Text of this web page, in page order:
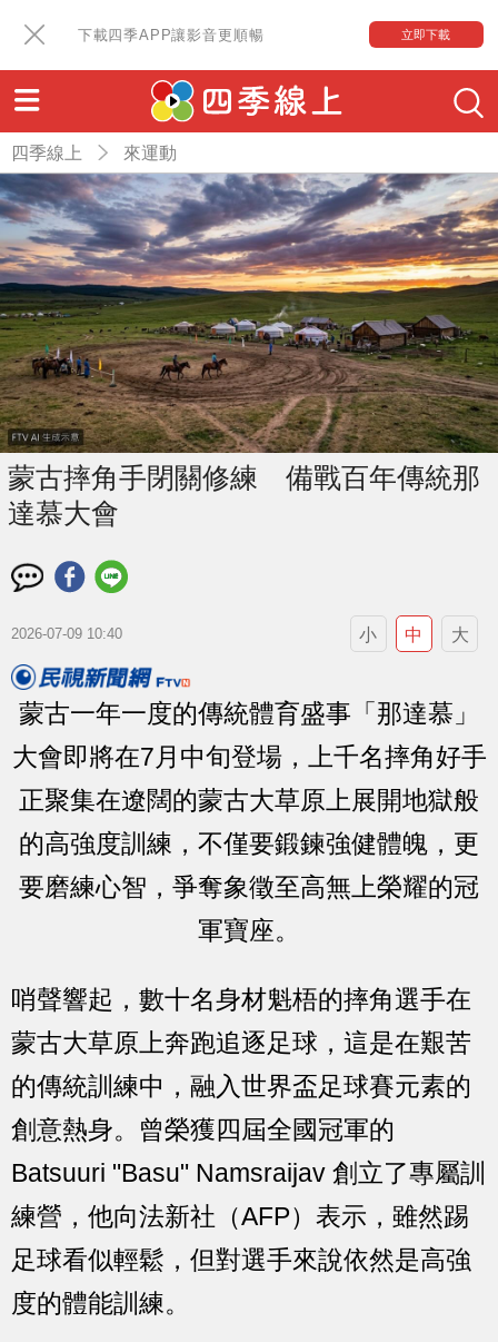
下載四季APP讓影音更順暢 立即下載
四季線上 來運動
蒙古摔角手閉關修練 備戰百年傳統那
達慕大會
2026-07-09 10:40 小 中 大
蒙古一年一度的傳統體育盛事「那達慕」
大會即將在7月中旬登場，上千名摔角好手
正聚集在遼闊的蒙古大草原上展開地獄般
的高強度訓練，不僅要鍛鍊強健體魄，更
要磨練心智，爭奪象徵至高無上榮耀的冠
軍寶座。
哨聲響起，數十名身材魁梧的摔角選手在
蒙古大草原上奔跑追逐足球，這是在艱苦
的傳統訓練中，融入世界盃足球賽元素的
創意熱身。曾榮獲四屆全國冠軍的
Batsuuri "Basu" Namsraijav 創立了專屬訓
練營，他向法新社（AFP）表示，雖然踢
足球看似輕鬆，但對選手來說依然是高強
度的體能訓練。